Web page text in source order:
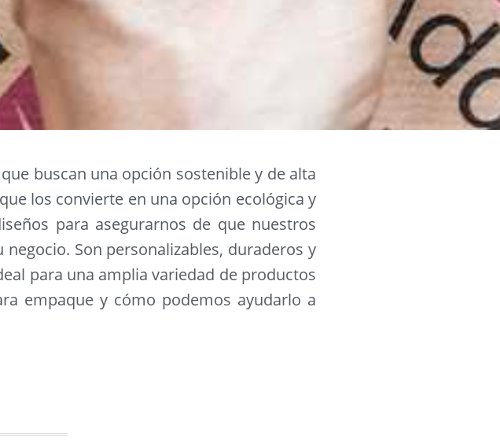
buscan una opción sostenible y de alta
los convierte en una opción ecológica y
para asegurarnos de que nuestros
Son personalizables, duraderos y
para una amplia variedad de productos
empaque y cómo podemos ayudarlo a